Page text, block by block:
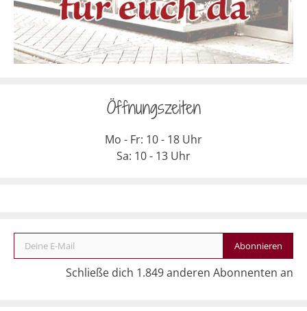
Öffnungszeiten
Mo - Fr: 10 - 18 Uhr
Sa: 10 - 13 Uhr
Deine E-Mail
Abonnieren
Schließe dich 1.849 anderen Abonnenten an